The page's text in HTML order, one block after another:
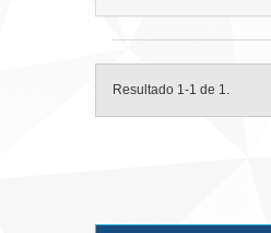
Resultado 1-1 de 1.